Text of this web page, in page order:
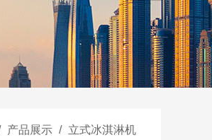
产品展示 / 立式冰淇淋机